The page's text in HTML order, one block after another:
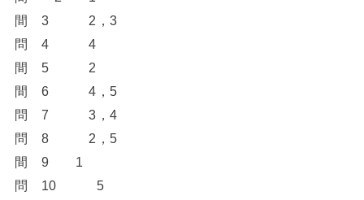
間 3 2，3
問 4 4
間 5 2
間 6 4，5
問 7 3，4
問 8 2，5
間 9 1
問 10 5